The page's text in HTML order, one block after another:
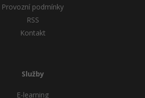
Provozní podmínky
RSS
Kontakt
Služby
E-learning